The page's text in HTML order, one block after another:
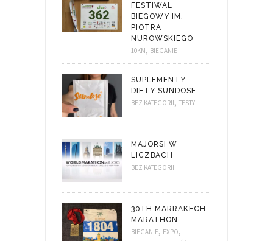
FESTIWAL
BIEGOWY IM.
PIOTRA
NUROWSKIEGO
10KM, BIEGANIE
SUPLEMENTY
DIETY SUNDOSE
BEZ KATEGORII, TESTY
MAJORSI W
LICZBACH
BEZ KATEGORII
30TH MARRAKECH
MARATHON
BIEGANIE, EXPO,